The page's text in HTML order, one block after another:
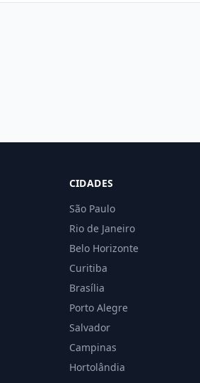
CIDADES
São Paulo
Rio de Janeiro
Belo Horizonte
Curitiba
Brasília
Porto Alegre
Salvador
Campinas
Hortolândia